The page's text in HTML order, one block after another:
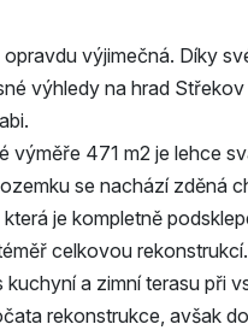
výjimečná. Díky
výhledy na hrad
výměře 471 m2 je lehce
se nachází zděná
je kompletně
celkovou
a zimní terasu při
rekonstrukce, avšak